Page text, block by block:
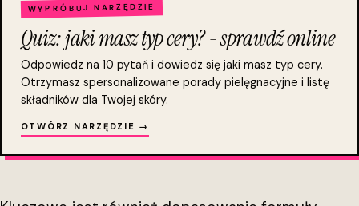
WYPRÓBUJ NARZĘDZIE
Quiz: jaki masz typ cery? - sprawdź online
Odpowiedz na 10 pytań i dowiedz się jaki masz typ cery.
Otrzymasz spersonalizowane porady pielęgnacyjne i listę
składników dla Twojej skóry.
OTWÓRZ NARZĘDZIE →